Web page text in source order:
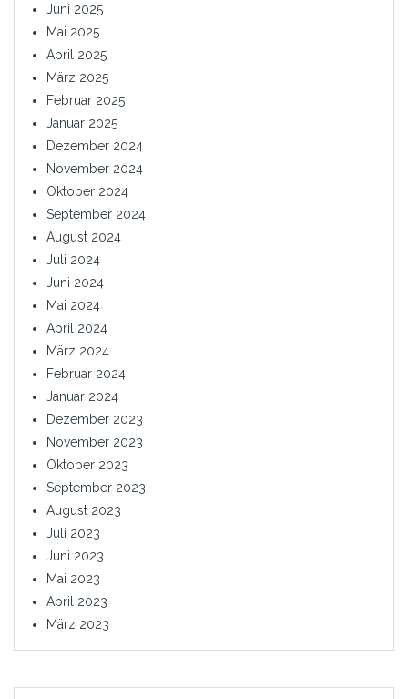
Juni 2025
Mai 2025
April 2025
März 2025
Februar 2025
Januar 2025
Dezember 2024
November 2024
Oktober 2024
September 2024
August 2024
Juli 2024
Juni 2024
Mai 2024
April 2024
März 2024
Februar 2024
Januar 2024
Dezember 2023
November 2023
Oktober 2023
September 2023
August 2023
Juli 2023
Juni 2023
Mai 2023
April 2023
März 2023